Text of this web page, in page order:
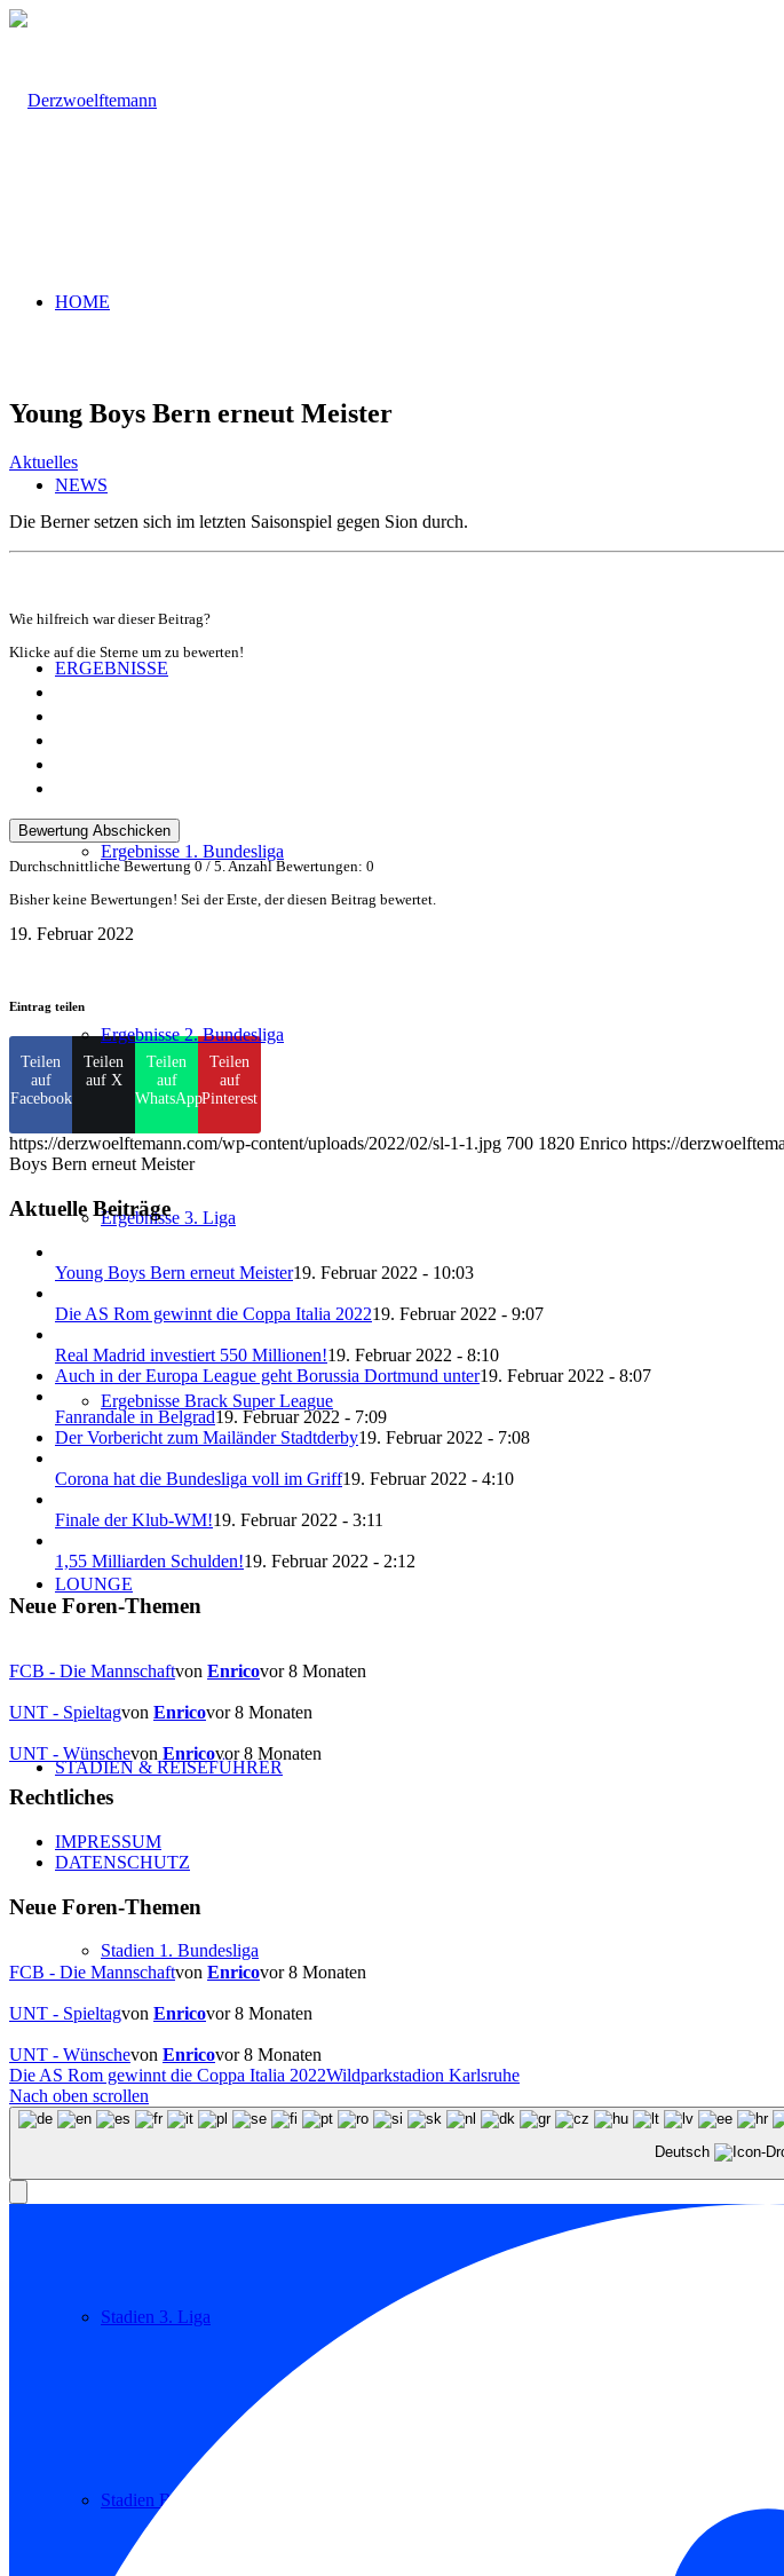
HOME
NEWS
ERGEBNISSE
Ergebnisse 1. Bundesliga
Ergebnisse 2. Bundesliga
Ergebnisse 3. Liga
Ergebnisse Brack Super League
LOUNGE
STADIEN & REISEFÜHRER
Stadien 1. Bundesliga
Stadien 2. Bundesliga
Stadien 3. Liga
Stadien Brack Super League
Young Boys Bern erneut Meister
Aktuelles
Die Berner setzen sich im letzten Saisonspiel gegen Sion durch.
Wie hilfreich war dieser Beitrag?
Klicke auf die Sterne um zu bewerten!
Bewertung Abschicken
Durchschnittliche Bewertung 0 / 5. Anzahl Bewertungen: 0
Bisher keine Bewertungen! Sei der Erste, der diesen Beitrag bewertet.
19. Februar 2022
Eintrag teilen
Teilen
auf
Facebook
Teilen
auf X
Teilen
auf
WhatsApp
Teilen
auf
Pinterest
https://derzwoelftemann.com/wp-content/uploads/2022/02/sl-1-1.jpg 700 1820 Enrico https://
Boys Bern erneut Meister
Aktuelle Beiträge
Young Boys Bern erneut Meister19. Februar 2022 - 10:03
Die AS Rom gewinnt die Coppa Italia 202219. Februar 2022 - 9:07
Real Madrid investiert 550 Millionen!19. Februar 2022 - 8:10
Auch in der Europa League geht Borussia Dortmund unter19. Februar 2022 - 8:07
Fanrandale in Belgrad19. Februar 2022 - 7:09
Der Vorbericht zum Mailänder Stadtderby19. Februar 2022 - 7:08
Corona hat die Bundesliga voll im Griff19. Februar 2022 - 4:10
Finale der Klub-WM!19. Februar 2022 - 3:11
1,55 Milliarden Schulden!19. Februar 2022 - 2:12
Neue Foren-Themen
FCB - Die Mannschaftvon Enricovor 8 Monaten
UNT - Spieltagvon Enricovor 8 Monaten
UNT - Wünschevon Enricovor 8 Monaten
Rechtliches
IMPRESSUM
DATENSCHUTZ
Neue Foren-Themen
FCB - Die Mannschaftvon Enricovor 8 Monaten
UNT - Spieltagvon Enricovor 8 Monaten
UNT - Wünschevon Enricovor 8 Monaten
Die AS Rom gewinnt die Coppa Italia 2022Wildparkstadion Karlsruhe
Nach oben scrollen
Deutsch